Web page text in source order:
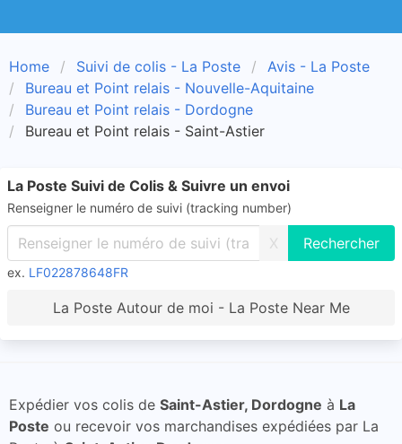
Home Suivi de colis - La Poste
Avis - La Poste
Bureau et Point relais - Nouvelle-Aquitaine
Bureau et Point relais - Dordogne
Bureau et Point relais - Saint-Astier
La Poste Suivi de Colis & Suivre un envoi
Renseigner le numéro de suivi (tracking number)
X
ex. LF022878648FR
La Poste Autour de moi - La Poste Near Me
Expédier vos colis de Saint-Astier, Dordogne à La
Poste ou recevoir vos marchandises expédiées par La